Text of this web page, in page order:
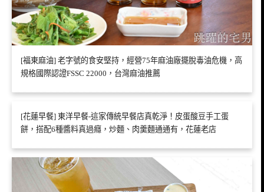
[福東麻油] 老字號的食安堅持，經營75年麻油廠擺脫毒油危機，高
規格國際認證FSSC 22000，台灣麻油推薦
[花蓮早餐] 東洋早餐-這家傳統早餐店真乾淨！皮蛋酸豆手工蛋
餅，搭配6種醬料真過癮，炒麵、肉羹麵通通有，花蓮老店